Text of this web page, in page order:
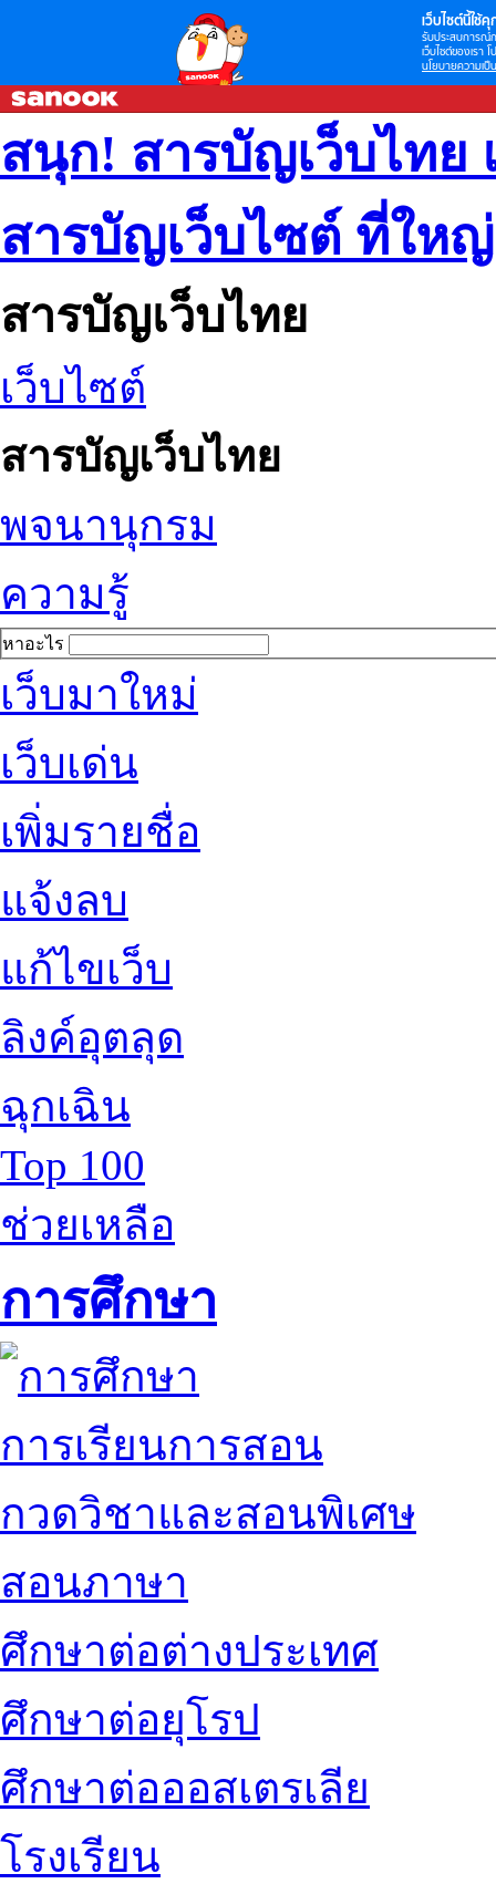
เว็บไซต์นี้ใช้คุ
รับประสบการณ์
เว็บไซต์ของเรา
นโยบายความเป็
สนุก! สารบัญเว็บไทย
สารบัญเว็บไซต์ ที่ให
สารบัญเว็บไทย
เว็บไซต์
สารบัญเว็บไทย
พจนานุกรม
ความรู้
หาอะไร
เว็บมาใหม่
เว็บเด่น
เพิ่มรายชื่อ
แจ้งลบ
แก้ไขเว็บ
ลิงค์อุตลุด
ฉุกเฉิน
Top 100
ช่วยเหลือ
การศึกษา
การเรียนการสอน
กวดวิชาและสอนพิเศษ
สอนภาษา
ศึกษาต่อต่างประเทศ
ศึกษาต่อยุโรป
ศึกษาต่อออสเตรเลีย
โรงเรียน